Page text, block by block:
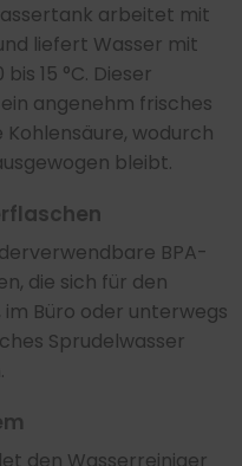
arbeitet mit
liefert Wasser mit
15 °C. Dieser
angenehm frisches
wodurch
bleibt.
BPA-
die sich für den
Büro oder unterwegs
Sprudelwasser